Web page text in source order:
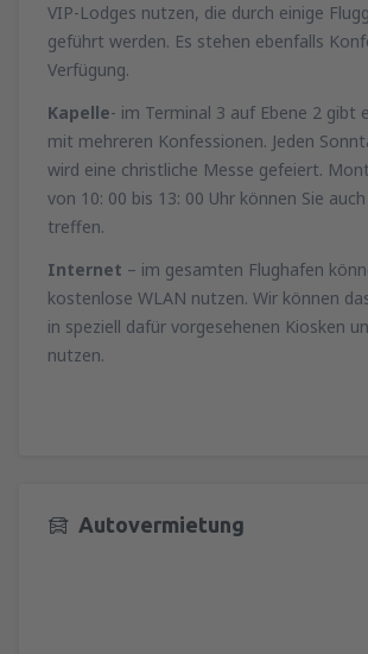
VIP-Lodges nutzen, die durch einige
geführt werden. Es stehen ebenfalls
Verfügung.
Kapelle- im Terminal 3 auf Ebene 2 gibt
mit mehreren Konfessionen. Jeden
wird eine christliche Messe gefeiert.
von 10: 00 bis 13: 00 Uhr können Sie
treffen.
Internet – im gesamten Flughafen
kostenlose WLAN nutzen. Wir können
in speziell dafür vorgesehenen Kiosken
nutzen.
Autovermietung